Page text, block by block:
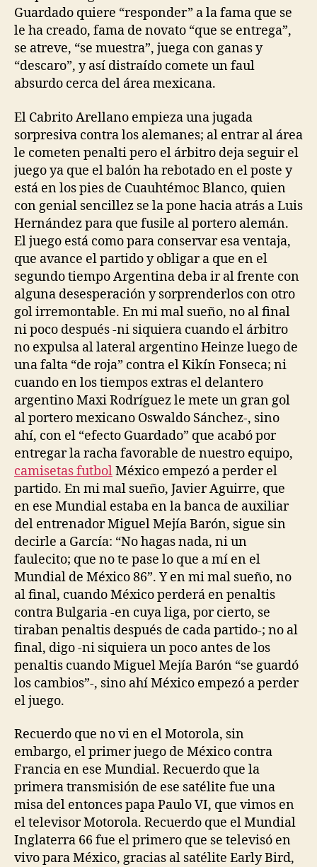
Guardado quiere “responder” a la fama que se
le ha creado, fama de novato “que se entrega”,
se atreve, “se muestra”, juega con ganas y
“descaro”, y así distraído comete un faul
absurdo cerca del área mexicana.
El Cabrito Arellano empieza una jugada
sorpresiva contra los alemanes; al entrar al área
le cometen penalti pero el árbitro deja seguir el
juego ya que el balón ha rebotado en el poste y
está en los pies de Cuauhtémoc Blanco, quien
con genial sencillez se la pone hacia atrás a Luis
Hernández para que fusile al portero alemán.
El juego está como para conservar esa ventaja,
que avance el partido y obligar a que en el
segundo tiempo Argentina deba ir al frente con
alguna desesperación y sorprenderlos con otro
gol irremontable. En mi mal sueño, no al final
ni poco después -ni siquiera cuando el árbitro
no expulsa al lateral argentino Heinze luego de
una falta “de roja” contra el Kikín Fonseca; ni
cuando en los tiempos extras el delantero
argentino Maxi Rodríguez le mete un gran gol
al portero mexicano Oswaldo Sánchez-, sino
ahí, con el “efecto Guardado” que acabó por
entregar la racha favorable de nuestro equipo,
camisetas futbolMéxico empezó a perder el
partido. En mi mal sueño, Javier Aguirre, que
en ese Mundial estaba en la banca de auxiliar
del entrenador Miguel Mejía Barón, sigue sin
decirle a García: “No hagas nada, ni un
faulecito; que no te pase lo que a mí en el
Mundial de México 86”. Y en mi mal sueño, no
al final, cuando México perderá en penaltis
contra Bulgaria -en cuya liga, por cierto, se
tiraban penaltis después de cada partido-; no al
final, digo -ni siquiera un poco antes de los
penaltis cuando Miguel Mejía Barón “se guardó
los cambios”-, sino ahí México empezó a perder
el juego.
Recuerdo que no vi en el Motorola, sin
embargo, el primer juego de México contra
Francia en ese Mundial. Recuerdo que la
primera transmisión de ese satélite fue una
misa del entonces papa Paulo VI, que vimos en
el televisor Motorola. Recuerdo que el Mundial
Inglaterra 66 fue el primero que se televisó en
vivo para México, gracias al satélite Early Bird,